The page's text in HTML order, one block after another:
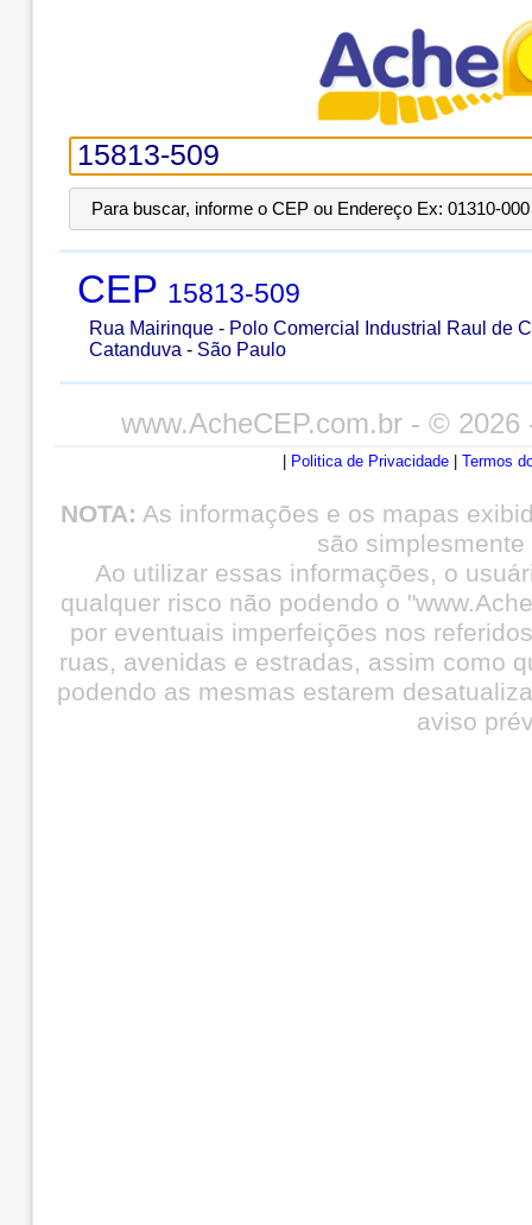
Para buscar, informe o CEP ou Endereço Ex: 01310-
CEP 15813-509
Rua Mairinque- Polo Comercial Industrial Raul de
Catanduva - São Paulo
www.AcheCEP.com.br- © 2026
Politica de Privacidade Termos
NOTA: As informações e os mapas
são
Ao utilizar essas informações, o
qualquer risco não podendo o
por eventuais imperfeições nos
ruas, avenidas e estradas, assim como
podendo as mesmas estarem
aviso